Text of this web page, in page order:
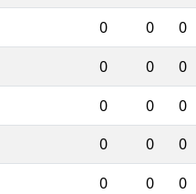
0 0 0
0 0 0
0 0 0
0 0 0
0 0 0